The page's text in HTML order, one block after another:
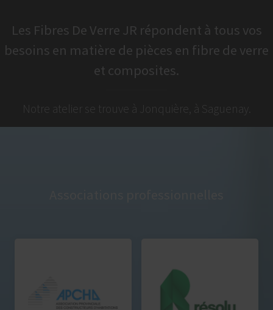
Les Fibres De Verre JR répondent à tous vos
besoins en matière de pièces en fibre de verre
et composites.
Notre atelier se trouve à Jonquière, à Saguenay.